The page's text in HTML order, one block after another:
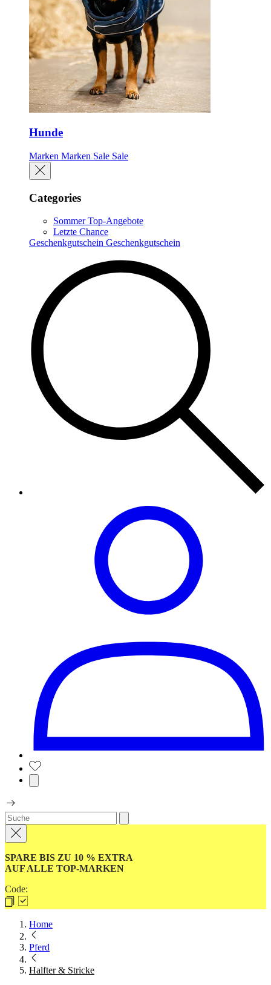
Hunde
Marken Marken Sale Sale
Categories
Sommer Top-Angebote
Letzte Chance
Geschenkgutschein Geschenkgutschein
SPARE BIS ZU 10 % EXTRA
AUF ALLE TOP-MARKEN
Code:
Home
Pferd
Halfter & Stricke